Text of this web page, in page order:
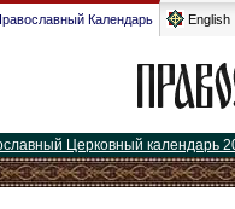
Календарь English
Церковный календарь